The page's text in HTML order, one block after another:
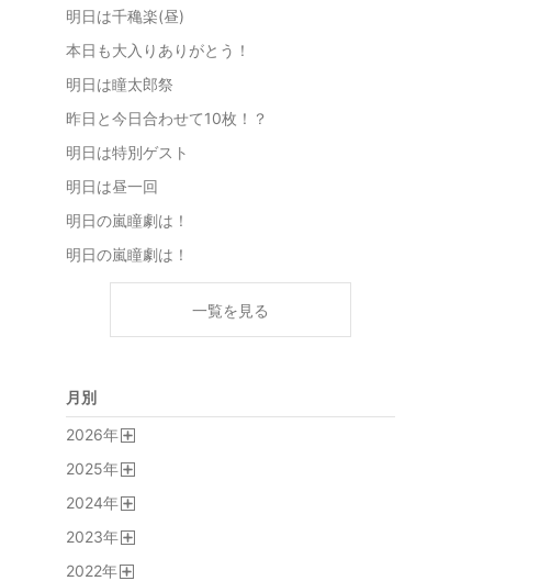
明日は千穐楽(昼)
本日も大入りありがとう！
明日は瞳太郎祭
昨日と今日合わせて10枚！？
明日は特別ゲスト
明日は昼一回
明日の嵐瞳劇は！
明日の嵐瞳劇は！
一覧を見る
月別
2026年
2025年
2024年
2023年
2022年